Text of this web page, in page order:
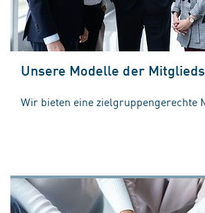
Unsere Modelle der
Wir bieten eine zielgruppengerechte